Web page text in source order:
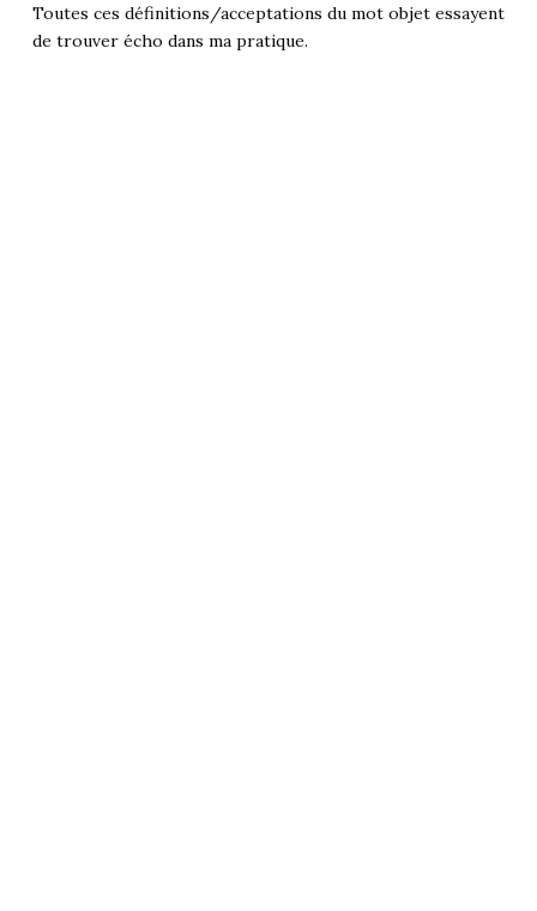
Toutes ces définitions/acceptations du mot objet essayent
de trouver écho dans ma pratique.